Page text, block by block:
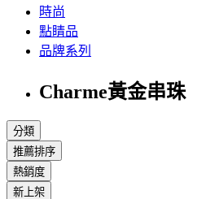
時尚
點睛品
品牌系列
Charme黃金串珠
分類
推薦排序
熱銷度
新上架